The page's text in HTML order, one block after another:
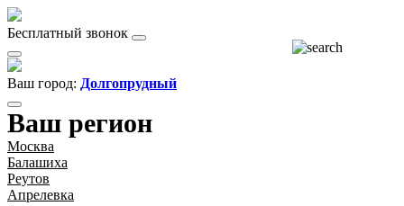
Бесплатный звонок
Ваш город: Долгопрудный
Ваш регион
Москва
Балашиха
Реутов
Апрелевка